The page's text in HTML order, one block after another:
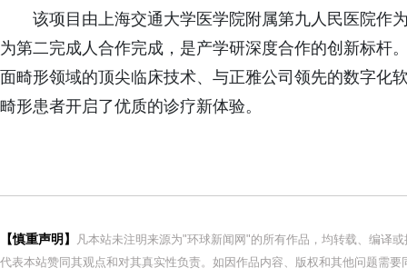
该项目由上海交通大学医学院附属第九人民医院作
为第二完成人合作完成，是产学研深度合作的创新标杆
面畸形领域的顶尖临床技术、与正雅公司领先的数字化
畸形患者开启了优质的诊疗新体验。
【慎重声明】
凡本站未注明来源为"环球新闻网"的所有作品，均转载、编译
代表本站赞同其观点和对其真实性负责。如因作品内容、版权和其他问题需